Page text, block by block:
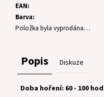
EAN:
Barva:
Položka byla vyprodána…
Popis Diskuze
Doba hoření: 60 - 100